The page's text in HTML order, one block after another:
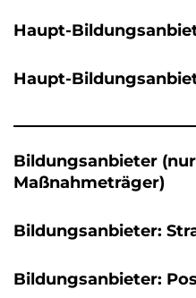
Haupt-
Haupt-
Bildungsanbieter
Maßnahmeträger)
Bildungsanbieter:
Bildungsanbieter: